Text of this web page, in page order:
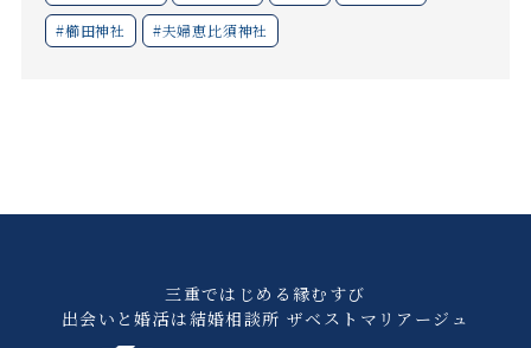
#櫛田神社 #夫婦恵比須神社
三重ではじめる縁むすび
出会いと婚活は結婚相談所 ザベストマリアージュ